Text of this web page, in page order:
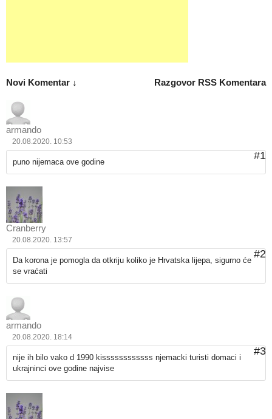
Razgovor RSS Komentara
Novi Komentar ↓
armando
20.08.2020. 10:53
#1
puno nijemaca ove godine
Cranberry
20.08.2020. 13:57
#2
Da korona je pomogla da otkriju koliko je Hrvatska lijepa, sigurno će
se vraćati
armando
20.08.2020. 18:14
#3
nije ih bilo vako d 1990 kissssssssssss njemacki turisti domaci i
ukrajninci ove godine najvise